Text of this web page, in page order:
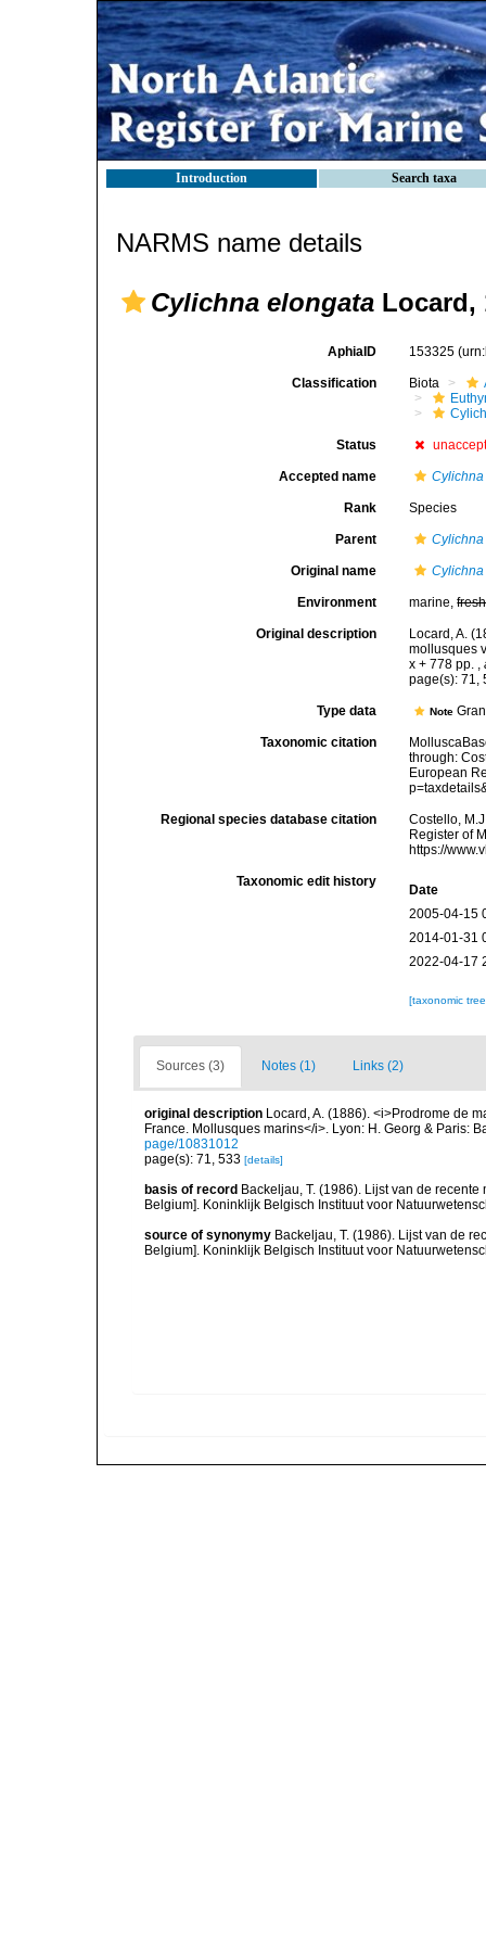
Introduction Search taxa
NARMS name details
Cylichna elongata Locard,
AphiaID 153325
Classification Biota
Status
Accepted name
Rank Species
Parent Cylichna
Original name
Environment marine,fresh
Original description
Locard, A.
mollusques
x + 778 pp. ,
page(s): 71,
Type data Note
Taxonomic citation
through:
European
Regional species database citation
Costello,
Register of
https://
Taxonomic edit history
Date
2005-04-15
2014-01-31
2022-04-17
[taxonomic
Sources (3) Notes (1) Links (2)
original description Locard, A. (1886). <i>Prodrome de
France. Mollusques marins</i>. Lyon: H. Georg & Paris:
page/10831012
page(s): 71, 533 [details]
basis of record Backeljau, T. (1986). Lijst van de
Belgium]. Koninklijk Belgisch Instituut voor
source of synonymy Backeljau, T. (1986). Lijst van de
Belgium]. Koninklijk Belgisch Instituut voor